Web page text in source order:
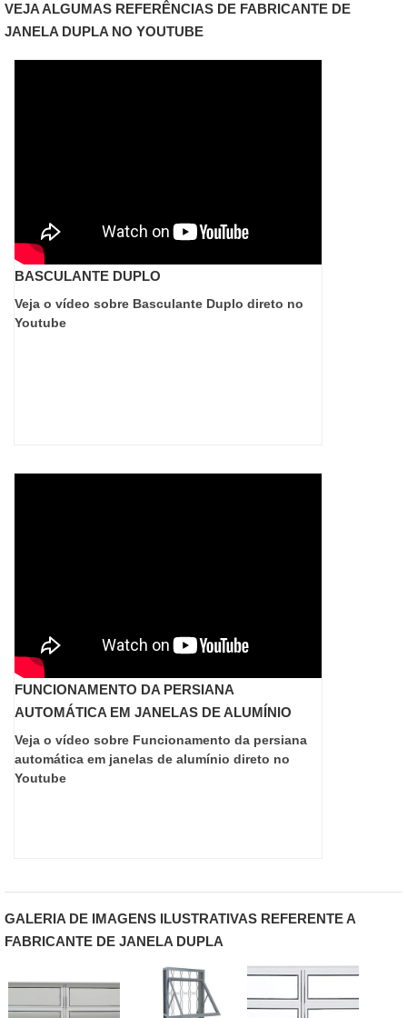
VEJA ALGUMAS REFERÊNCIAS DE FABRICANTE DE
JANELA DUPLA NO YOUTUBE
BASCULANTE DUPLO
Veja o vídeo sobre Basculante Duplo direto no
Youtube
FUNCIONAMENTO DA PERSIANA
AUTOMÁTICA EM JANELAS DE ALUMÍNIO
Veja o vídeo sobre Funcionamento da persiana
automática em janelas de alumínio direto no
Youtube
GALERIA DE IMAGENS ILUSTRATIVAS REFERENTE A
FABRICANTE DE JANELA DUPLA